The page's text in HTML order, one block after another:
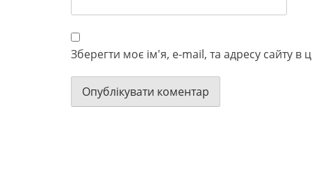
Зберегти моє ім'я, e-mail, та адресу сайту